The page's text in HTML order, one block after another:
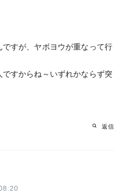
すが、ヤボヨウが重なって行
すからね～いずれかならず突
返信